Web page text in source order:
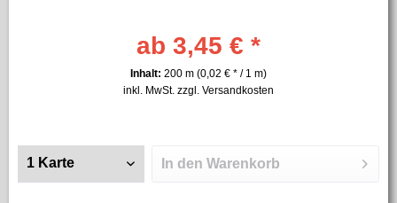
ab 3,45 € *
Inhalt: 200 m (0,02 € * / 1 m)
inkl. MwSt. zzgl. Versandkosten
In den Warenkorb